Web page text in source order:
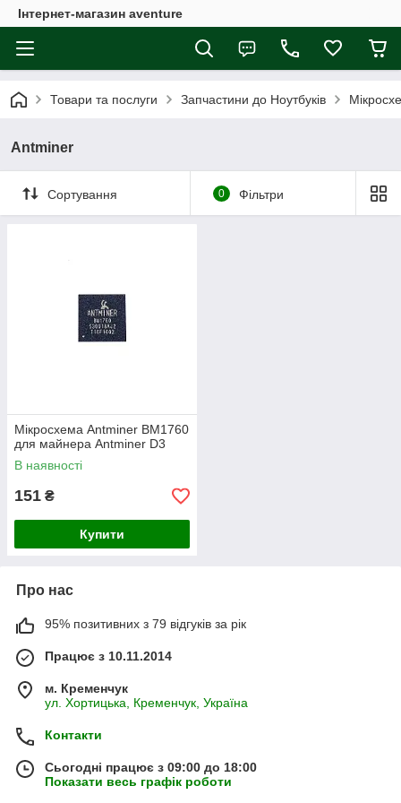
Інтернет-магазин aventure
Товари та послуги Запчастини до Ноутбуків
Antminer
Сортування 0 Фільтри
Мікросхема Antminer BM1760
для майнера Antminer D3
В наявності
151 ₴
Купити
Про нас
95% позитивних з 79 відгуків за рік
Працює з 10.11.2014
м. Кременчук
ул. Хортицька, Кременчук, Україна
Контакти
Сьогодні працює з 09:00 до 18:00
Показати весь графік роботи